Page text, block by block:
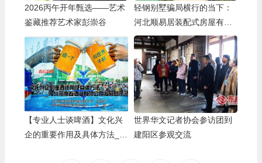
2026丙午开年甄选——艺术
鉴藏推荐艺术家彭崇谷
轻钢别墅骗局横行的当下：
河北顺易居装配式房屋有限
公司的坚守与启示
【专业人士谈啤酒】文化兴
企的重要作用及具体方法__
世界华文记者协会参访团到
建阳区参观交流